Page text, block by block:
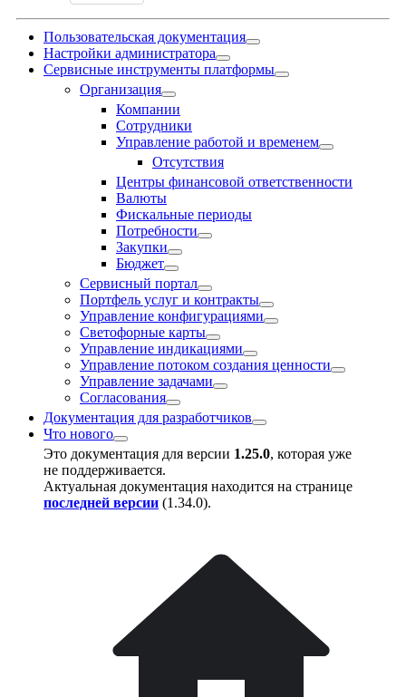
Пользовательская документация
Настройки администратора
Сервисные инструменты платформы
Организация
Компании
Сотрудники
Управление работой и временем
Отсутствия
Центры финансовой ответственности
Валюты
Фискальные периоды
Потребности
Закупки
Бюджет
Сервисный портал
Портфель услуг и контракты
Управление конфигурациями
Светофорные карты
Управление индикациями
Управление потоком создания ценности
Управление задачами
Согласования
Документация для разработчиков
Что нового
Это документация для версии 1.25.0, которая уже
не поддерживается.
Актуальная документация находится на странице
последней версии (1.34.0).